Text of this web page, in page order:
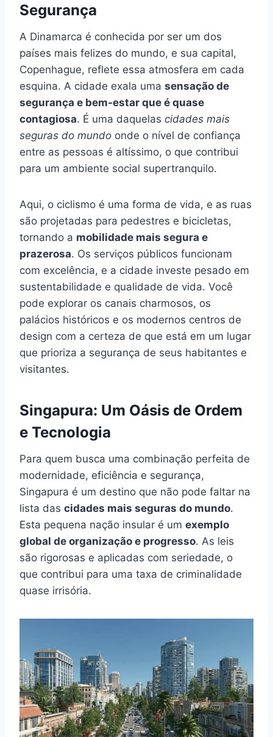
Segurança
A Dinamarca é conhecida por ser um dos
países mais felizes do mundo, e sua capital,
Copenhague, reflete essa atmosfera em cada
esquina. A cidade exala uma sensação de
segurança e bem-estar que é quase
contagiosa. É uma daquelas cidades mais
seguras do mundo onde o nível de confiança
entre as pessoas é altíssimo, o que contribui
para um ambiente social supertranquilo.
Aqui, o ciclismo é uma forma de vida, e as ruas
são projetadas para pedestres e bicicletas,
tornando a mobilidade mais segura e
prazerosa. Os serviços públicos funcionam
com excelência, e a cidade investe pesado em
sustentabilidade e qualidade de vida. Você
pode explorar os canais charmosos, os
palácios históricos e os modernos centros de
design com a certeza de que está em um lugar
que prioriza a segurança de seus habitantes e
visitantes.
Singapura: Um Oásis de Ordem
e Tecnologia
Para quem busca uma combinação perfeita de
modernidade, eficiência e segurança,
Singapura é um destino que não pode faltar na
lista das cidades mais seguras do mundo.
Esta pequena nação insular é um exemplo
global de organização e progresso. As leis
são rigorosas e aplicadas com seriedade, o
que contribui para uma taxa de criminalidade
quase irrisória.